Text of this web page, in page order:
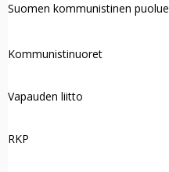
Suomen kommunistinen puolue
Kommunistinuoret
Vapauden liitto
RKP